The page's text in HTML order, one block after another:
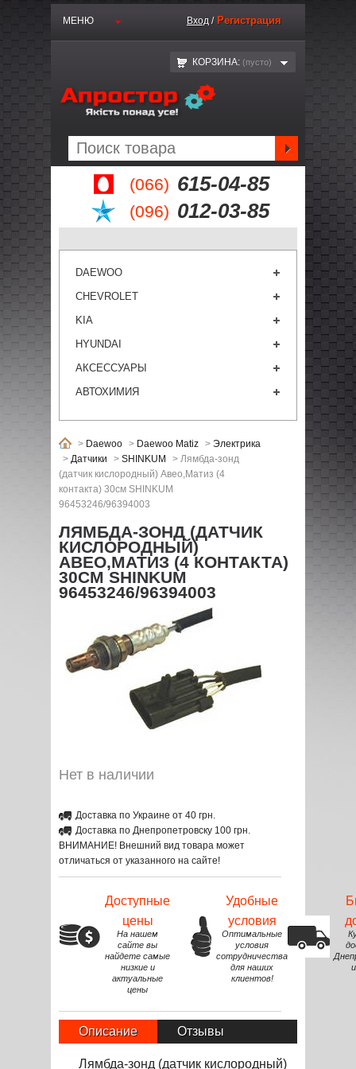
(066) 615-04-85
(096) 012-03-85
МЕНЮ Вход / Регистрация
КОРЗИНА: (пустo)
DAEWOO
CHEVROLET
KIA
HYUNDAI
АКСЕССУАРЫ
АВТОХИМИЯ
> Daewoo > Daewoo Matiz > Электрика
> Датчики > SHINKUM > Лямбда-зонд
(датчик кислородный) Авео,Матиз (4
контакта) 30см SHINKUM
96453246/96394003
ЛЯМБДА-ЗОНД (ДАТЧИК
КИСЛОРОДНЫЙ)
АВЕО,МАТИЗ (4 КОНТАКТА)
30СМ SHINKUM
96453246/96394003
Нет в наличии
Доставка по Украине от 40 грн.
Доставка по Днепропетровску 100 грн.
ВНИМАНИЕ! Внешний вид товара может
отличаться от указанного на сайте!
Доступные
цены
На нашем
сайте вы
найдете самые
низкие и
актуальные
цены
Удобные
условия
Оптимальные
условия
сотрудничества
для наших
клиентов!
Описание Отзывы
Лямбда-зонд (датчик кислородный)